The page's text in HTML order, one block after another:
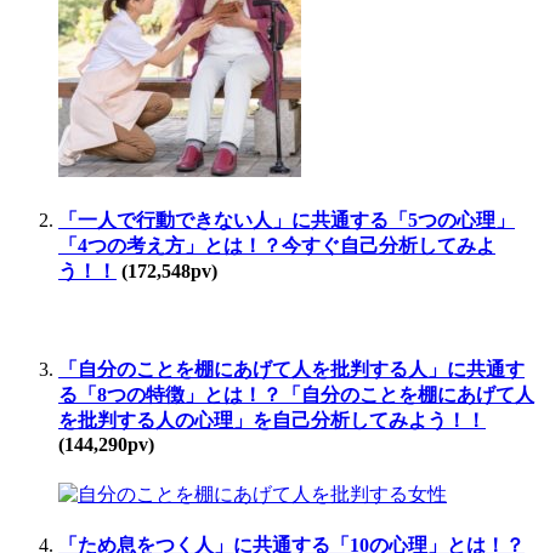
「一人で行動できない人」に共通する「5つの心理」
「4つの考え方」とは！？今すぐ自己分析してみよ
う！！ (172,548pv)
「自分のことを棚にあげて人を批判する人」に共通す
る「8つの特徴」とは！？「自分のことを棚にあげて人
を批判する人の心理」を自己分析してみよう！！
(144,290pv)
「ため息をつく人」に共通する「10の心理」とは！？